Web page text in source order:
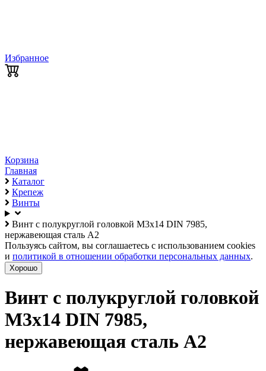
Избранное
Корзина
Главная
Каталог
Крепеж
Винты
Винт с полукруглой головкой М3х14 DIN 7985,
нержавеющая сталь А2
Пользуясь сайтом, вы соглашаетесь с использованием cookies
и политикой в отношении обработки персональных данных.
Хорошо
Винт с полукруглой головкой
М3х14 DIN 7985,
нержавеющая сталь А2